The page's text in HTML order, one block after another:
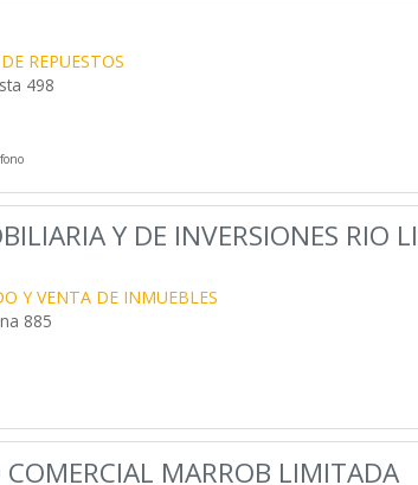
REPUESTOS
498
Y DE INVERSIONES RIO
Y VENTA DE INMUEBLES
885
COMERCIAL MARROB LIMITADA